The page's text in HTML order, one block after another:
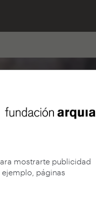
mostrarte publicidad
páginas